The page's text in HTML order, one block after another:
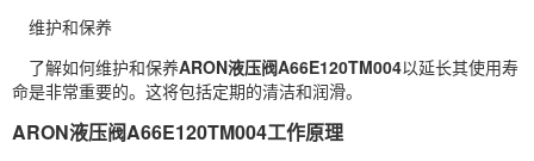
维护和保养
了解如何维护和保养ARON液压阀A66E120TM004以延长其使用寿
命是非常重要的。这将包括定期的清洁和润滑。
ARON液压阀A66E120TM004工作原理